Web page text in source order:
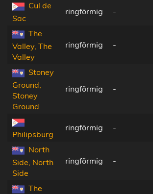
Cul de
Sac
ringförmig -
The
Valley, The
Valley
ringförmig -
Stoney
Ground,
Stoney
Ground
ringförmig -
Philipsburg
ringförmig -
North
Side, North
Side
ringförmig -
The